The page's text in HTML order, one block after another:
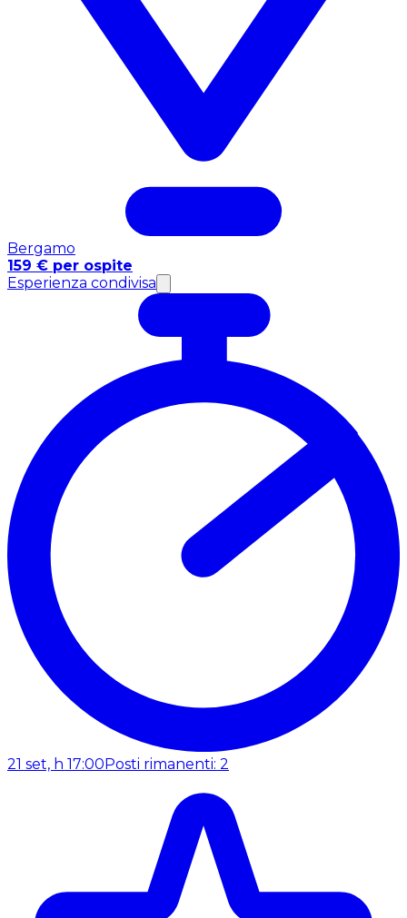
Bergamo
159 € per ospite
Esperienza condivisa
21 set, h 17:00Posti rimanenti: 2